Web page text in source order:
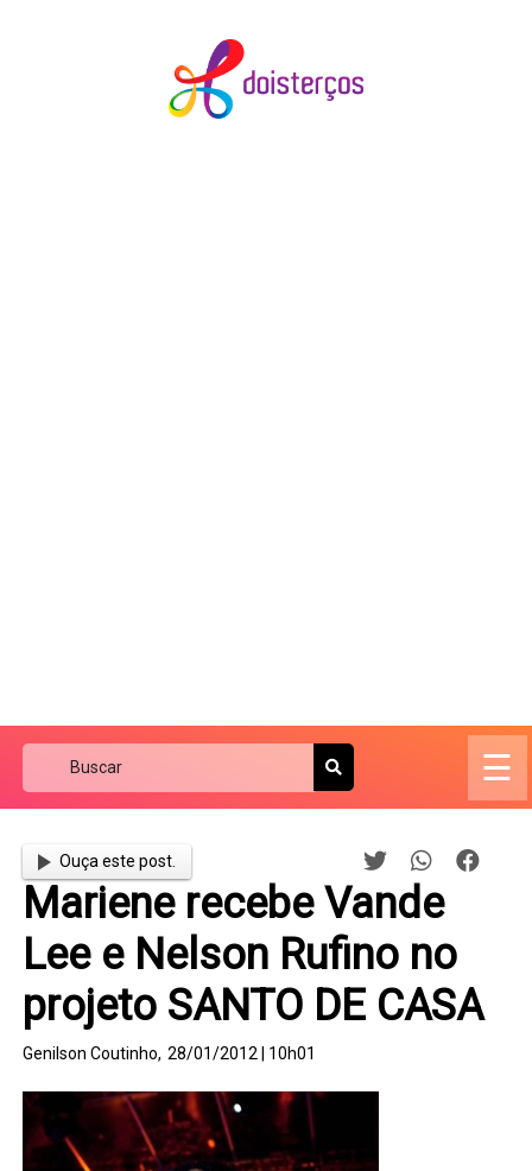
☰
Ouça este post.
Mariene recebe Vande
Lee e Nelson Rufino no
projeto SANTO DE CASA
Genilson Coutinho, 28/01/2012 | 10h01